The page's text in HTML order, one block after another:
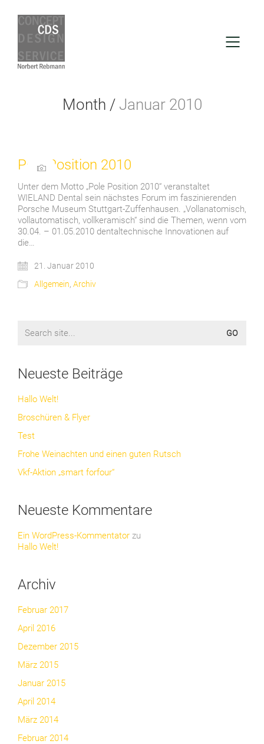
Month / Januar 2010
Pole Position 2010
Unter dem Motto „Pole Position 2010“ veranstaltet
WIELAND Dental sein nächstes Forum im faszinie­renden
Porsche Museum Stuttgart-Zuffenhausen. „Vollanatomisch,
vollautomatisch, vollkeramisch“ sind die Themen, wenn vom
30.04. – 01.05.2010 dentaltechnische Innovationen auf
die…
21. Januar 2010
Allgemein, Archiv
for:
Neueste Beiträge
Hallo Welt!
Broschüren & Flyer
Test
Frohe Weinachten und einen guten Rutsch
Vkf-Aktion „smart forfour“
Neueste Kommentare
Ein WordPress-Kommentator zu
Hallo Welt!
Archiv
Februar 2017
April 2016
Dezember 2015
März 2015
Januar 2015
April 2014
März 2014
Februar 2014